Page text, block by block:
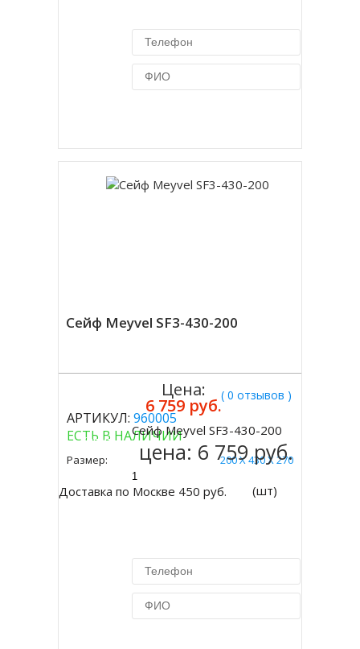
Сейф Meyvel SF3-430-200
( 0 отзывов )
АРТИКУЛ: 960005
ЕСТЬ В НАЛИЧИИ
Размер: 200 Х 430 Х 270
Доставка по Москве 450 руб.
Цена:
6 759 руб.
Купить
Сейф Meyvel SF3-430-200
цена: 6 759 руб.
(шт)